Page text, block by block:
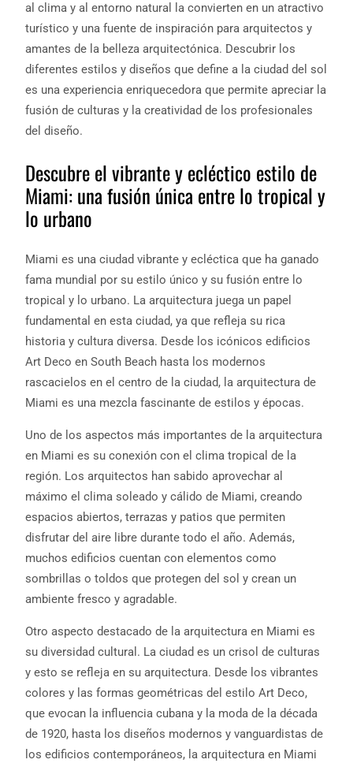
al clima y al entorno natural la convierten en un atractivo
turístico y una fuente de inspiración para arquitectos y
amantes de la belleza arquitectónica. Descubrir los
diferentes estilos y diseños que define a la ciudad del sol
es una experiencia enriquecedora que permite apreciar la
fusión de culturas y la creatividad de los profesionales
del diseño.
Descubre el vibrante y ecléctico estilo de
Miami: una fusión única entre lo tropical y
lo urbano
Miami es una ciudad vibrante y ecléctica que ha ganado
fama mundial por su estilo único y su fusión entre lo
tropical y lo urbano. La arquitectura juega un papel
fundamental en esta ciudad, ya que refleja su rica
historia y cultura diversa. Desde los icónicos edificios
Art Deco en South Beach hasta los modernos
rascacielos en el centro de la ciudad, la arquitectura de
Miami es una mezcla fascinante de estilos y épocas.
Uno de los aspectos más importantes de la arquitectura
en Miami es su conexión con el clima tropical de la
región. Los arquitectos han sabido aprovechar al
máximo el clima soleado y cálido de Miami, creando
espacios abiertos, terrazas y patios que permiten
disfrutar del aire libre durante todo el año. Además,
muchos edificios cuentan con elementos como
sombrillas o toldos que protegen del sol y crean un
ambiente fresco y agradable.
Otro aspecto destacado de la arquitectura en Miami es
su diversidad cultural. La ciudad es un crisol de culturas
y esto se refleja en su arquitectura. Desde los vibrantes
colores y las formas geométricas del estilo Art Deco,
que evocan la influencia cubana y la moda de la década
de 1920, hasta los diseños modernos y vanguardistas de
los edificios contemporáneos, la arquitectura en Miami